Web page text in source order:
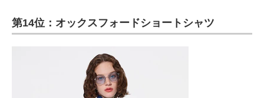
第14位：オックスフォードショートシャツ